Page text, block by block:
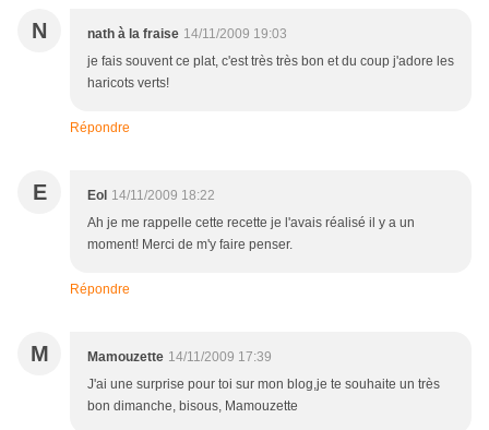
N nath à la fraise 14/11/2009 19:03
je fais souvent ce plat, c'est très très bon et du coup j'adore les
haricots verts!
Répondre
E Eol 14/11/2009 18:22
Ah je me rappelle cette recette je l'avais réalisé il y a un
moment! Merci de m'y faire penser.
Répondre
M Mamouzette 14/11/2009 17:39
J'ai une surprise pour toi sur mon blog,je te souhaite un très
bon dimanche, bisous, Mamouzette